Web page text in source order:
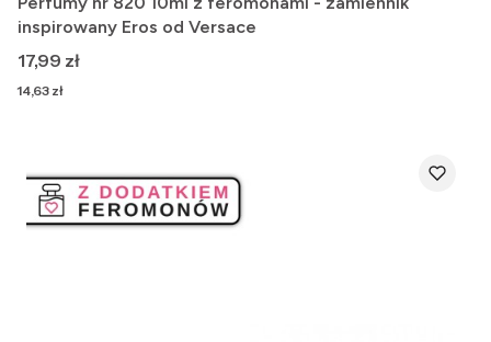
inspirowany Eros od Versace
Cena
17,99 zł
Cena
14,63 zł